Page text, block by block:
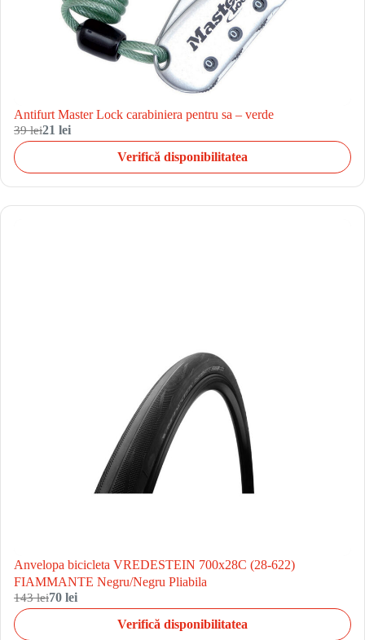
Antifurt Master Lock carabiniera pentru sa – verde
39 lei21 lei
Verifică disponibilitatea
Anvelopa bicicleta VREDESTEIN 700x28C (28-622)
FIAMMANTE Negru/Negru Pliabila
143 lei70 lei
Verifică disponibilitatea